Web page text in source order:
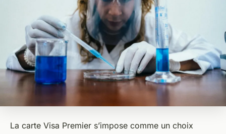
La carte Visa Premier s’impose comme un choix